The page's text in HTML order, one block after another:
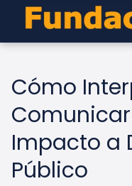
Cómo
Impacto a
Público